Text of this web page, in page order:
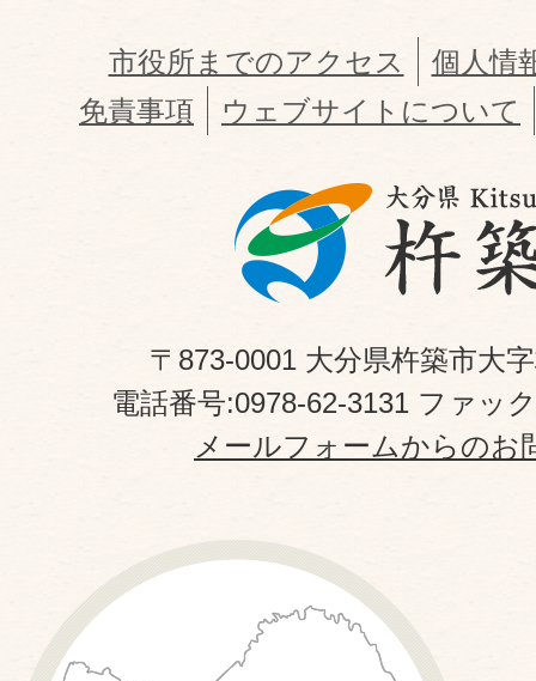
市役所までのアクセス
個人情
免責事項
ウェブサイトについて
〒873-0001 大分県杵築市大
電話番号:0978-62-3131 ファッ
メールフォームからのお